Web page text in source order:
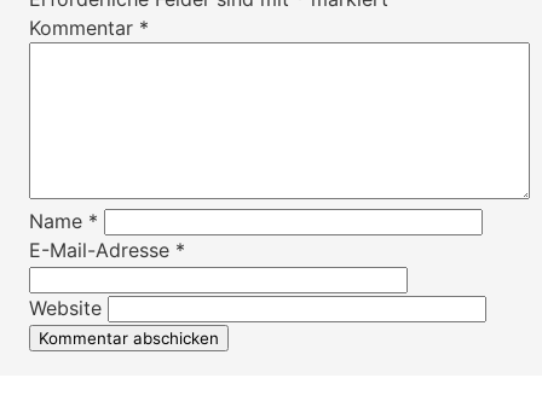
Kommentar *
Name *
E-Mail-Adresse *
Website